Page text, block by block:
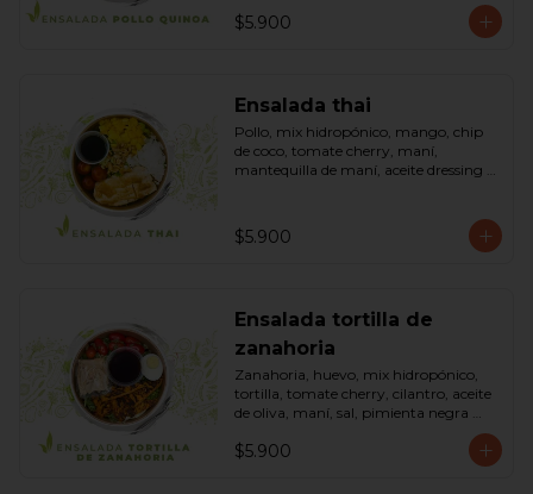
mostaza (salsa de soya, azúcar, limón,
aceite de sésamo y mostaza). Bowl.
$5.900
Ensalada thai
Pollo, mix hidropónico, mango, chip
de coco, tomate cherry, maní,
mantequilla de maní, aceite dressing
$5.900
Ensalada tortilla de
zanahoria
Zanahoria, huevo, mix hidropónico,
tortilla, tomate cherry, cilantro, aceite
de oliva, maní, sal, pimienta negra
soya, azúcar, limón, aceite de sésamo
$5.900